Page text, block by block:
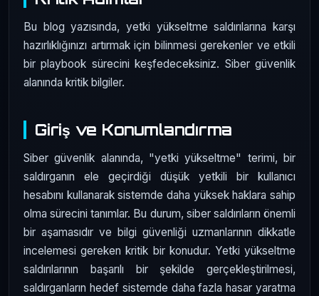
Bu blog yazısında, yetki yükseltme saldırılarına karşı
hazırlıklığınızı artırmak için bilinmesi gerekenler ve etkili
bir playbook sürecini keşfedeceksiniz. Siber güvenlik
alanında kritik bilgiler.
Giriş ve Konumlandırma
Siber güvenlik alanında, "yetki yükseltme" terimi, bir
saldırganın ele geçirdiği düşük yetkili bir kullanıcı
hesabını kullanarak sistemde daha yüksek haklara sahip
olma sürecini tanımlar. Bu durum, siber saldırıların önemli
bir aşamasıdır ve bilgi güvenliği uzmanlarının dikkatle
incelemesi gereken kritik bir konudur. Yetki yükseltme
saldırılarının başarılı bir şekilde gerçekleştirilmesi,
saldırganların hedef sistemde daha fazla hasar yaratma